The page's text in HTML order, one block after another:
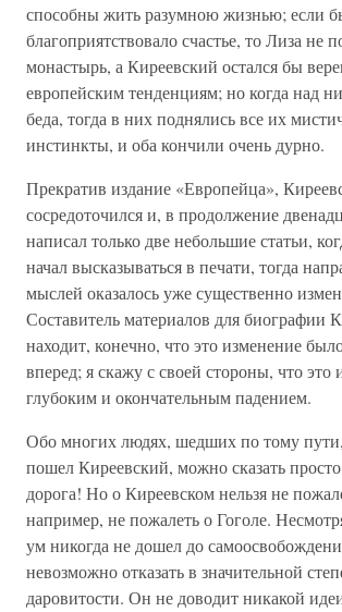
способны жить разумною жизнью; если
благоприятствовало счастье, то Лиза не
монастырь, а Киреевский остался бы
европейским тенденциям; но когда над
беда, тогда в них поднялись все их
инстинкты, и оба кончили очень дурно.
Прекратив издание «Европейца»,
сосредоточился и, в продолжение
написал только две небольшие статьи,
начал высказываться в печати, тогда
мыслей оказалось уже существенно
Составитель материалов для биографии
находит, конечно, что это изменение
вперед; я скажу с своей стороны, что это
глубоким и окончательным падением.
Обо многих людях, шедших по тому
пошел Киреевский, можно сказать
дорога! Но о Киреевском нельзя не
например, не пожалеть о Гоголе.
ум никогда не дошел до
невозможно отказать в значительной
даровитости. Он не доводит никакой